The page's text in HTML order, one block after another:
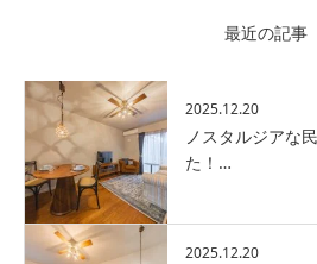
最近の記事
2025.12.20
ノスタルジアな
た！…
2025.12.20